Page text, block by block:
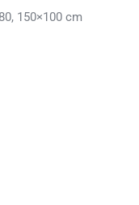
150×100 cm